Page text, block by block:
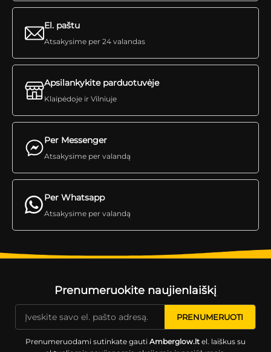
Per Messenger
Atsakysime per valandą
El. paštu
Atsakysime per 24 valandas
Apsilankykite parduotuvėje
Klaipėdoje ir Vilniuje
Per Whatsapp
Atsakysime per valandą
Prenumeruokite naujienlaiškį
Prenumeruodami sutinkate gauti Amberglow.ltel. laiškus su